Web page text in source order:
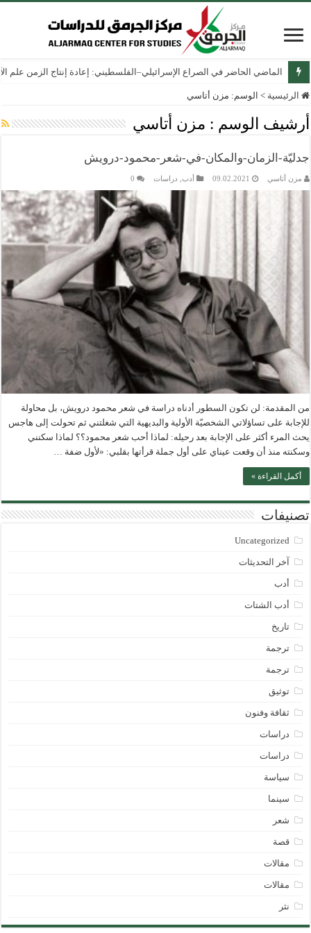
الماضي الحاضر في الصراع الإسرائيلي–الفلسطيني: إعادة إنتاج الزمن علم
الرئيسية > الوسم: مزن أتاسي
أرشيف الوسم : مزن أتاسي
جدليّة-الزمان-والمكان-في-شعر-محمود-درويش
مزن أتاسي 09.02.2021 أدب دراسات 0
من المقدمة: لن تكون السطور أدناه دراسة في شعر محمود درويش، بل محاولة
للإجابة على تساؤلاتي الشخصيّة الأولية والبديهية التي شغلتني ثم تحولت إلى هاجس
يحث المرء أكثر على الإجابة بعد رحيله: لماذا أحب شعر محمود؟؟ لماذا سكنني
وسكنته منذ أن وقعت عيناي على أول جملة قرأتها بقلبي: «لأول ضفة …
أكمل القراءة »
تصنيفات
Uncategorized
آخر التحديثات
أدب
أدب الشتات
تاريخ
ترجمة
ترجمة
توثيق
ثقافة وفنون
دراسات
دراسات
سياسة
سينما
شعر
قصة
مقالات
مقالات
نثر